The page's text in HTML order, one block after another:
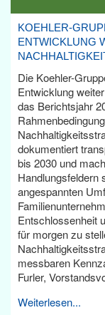
KOEHLER-
ENTWICKLUNG
Die Koehler-
Entwicklung
das Berichtsjahr
dokumentiert
bis 2030 und
Handlungsfeldern
angespannten
Entschlossenheit
für morgen zu
messbaren
Furler,
Weiterlesen...